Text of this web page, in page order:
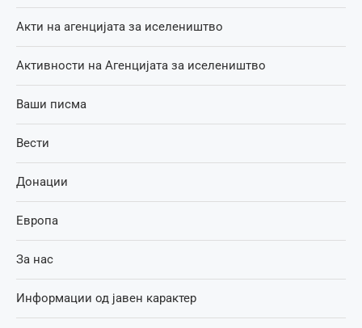
Акти на агенцијата за иселеништво
Активности на Агенцијата за иселеништво
Ваши писма
Вести
Донации
Европа
За нас
Информации од јавен карактер